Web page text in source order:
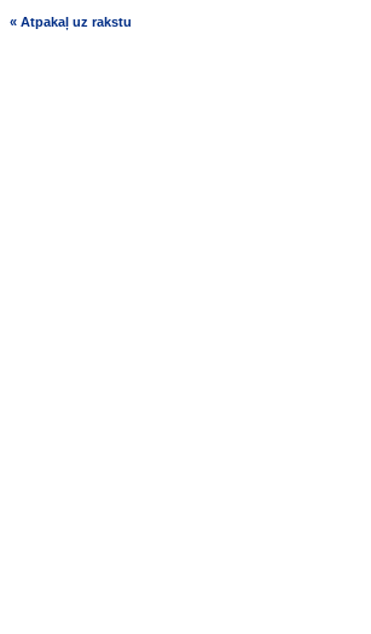
« Atpakaļ uz rakstu